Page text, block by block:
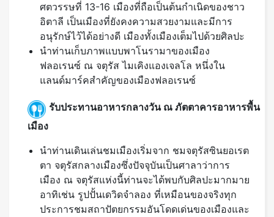
ศตวรรษที่ 13-16 เมืองที่ถือเป็นต้นกำเนิดของชาว
อิตาลี เป็นเมืองที่ยังคงความสวยงามและมีการ
อนุรักษ์ไว้ได้อย่างดี เมืองทั้งเมืองเต็มไปด้วยศิลปะ
นำท่านเก็บภาพแบบพาโนรามาของเมือง
ฟลอเรนซ์ ณ จตุรัส ไมเคิงแองเจลโล หนึ่งใน
แลนด์มาร์คสำคัญของเมืองฟลอเรนซ์
รับประทานอาหารกลางวัน ณ ภัตตาคารอาหารพื้น
เมือง
นำท่านเดินเล่นชมเมืองเริ่มจาก ชมจตุรัสซินยอเรต
ตา จตุรัสกลางเมืองซึ่งปัจจุบันเป็นศาลาว่าการ
เมือง ณ จตุรัสแห่งนี้ท่านจะได้พบกับศิลปะมากมาย
อาทิเช่น รูปปั้นเดวิดจำลอง ที่เหมือนของจริงทุก
ประการชมสถาปัตยกรรมอันโดดเด่นของเมืองและ